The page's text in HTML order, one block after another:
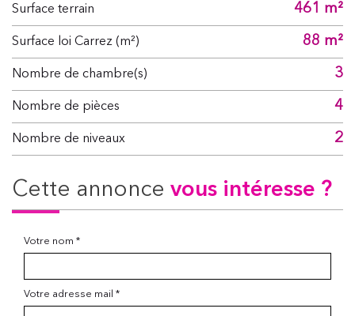
surface terrain 461 m²
Surface loi Carrez (m²) 88 m²
Nombre de chambre(s) 3
Nombre de pièces 4
Nombre de niveaux 2
cette annonce vous intéresse ?
Votre nom *
Votre adresse mail *